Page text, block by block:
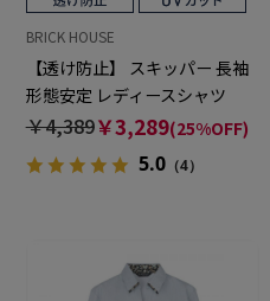
BRICK HOUSE
【透け防止】 スキッパー 長袖
形態安定 レディースシャツ
￥4,389￥3,289(25%OFF)
5.0（4）